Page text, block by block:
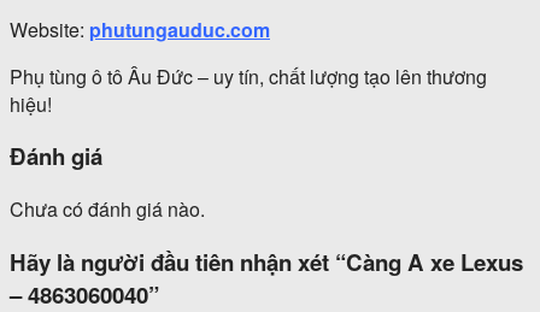
Website: phutungauduc.com
Phụ tùng ô tô Âu Đức – uy tín, chất lượng tạo lên thương
hiệu!
Đánh giá
Chưa có đánh giá nào.
Hãy là người đầu tiên nhận xét “Càng A xe Lexus
– 4863060040”